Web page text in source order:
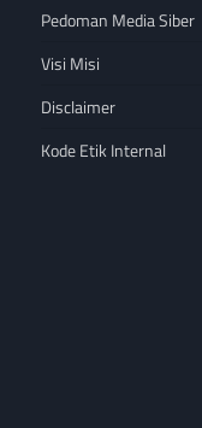
Pedoman Media Siber
Visi Misi
Disclaimer
Kode Etik Internal